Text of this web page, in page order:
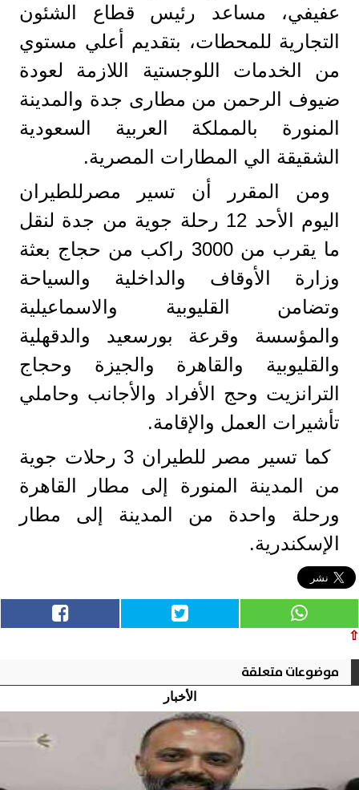
عفيفي، مساعد رئيس قطاع الشئون
التجارية للمحطات، بتقديم أعلي مستوي
من الخدمات اللوجستية اللازمة لعودة
ضيوف الرحمن من مطارى جدة والمدينة
المنورة بالمملكة العربية السعودية
الشقيقة الي المطارات المصرية.
ومن المقرر أن تسير مصرللطيران
اليوم الأحد 12 رحلة جوية من جدة لنقل
ما يقرب من 3000 راكب من حجاج بعثة
وزارة الأوقاف والداخلية والسياحة
وتضامن القليوبية والاسماعيلية
والمؤسسة وقرعة بورسعيد والدقهلية
والقليوبية والقاهرة والجيزة وحجاج
الترانزيت وحج الأفراد والأجانب وحاملي
تأشيرات العمل والإقامة.
كما تسير مصر للطيران 3 رحلات جوية
من المدينة المنورة إلى مطار القاهرة
ورحلة واحدة من المدينة إلى مطار
الإسكندرية.
⇧
موضوعات متعلقة
الأخبار